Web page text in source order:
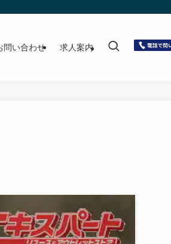
問い合わせ 求人案内